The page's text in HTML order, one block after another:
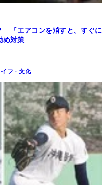
「エアコンを消すと、すぐに
め対策
イフ・文化